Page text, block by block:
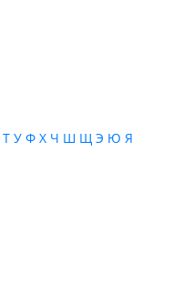
Т У Ф Х Ч Ш Щ Э Ю Я